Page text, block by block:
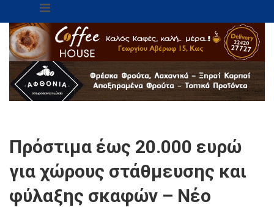
Πρόστιμα έως 20.000 ευρώ
για χώρους στάθμευσης και
φύλαξης σκαφών – Νέο